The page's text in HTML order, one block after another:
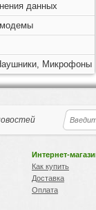
данных
модемы
Микрофоны
новостей
Интернет-
Как купить
Доставка
Оплата